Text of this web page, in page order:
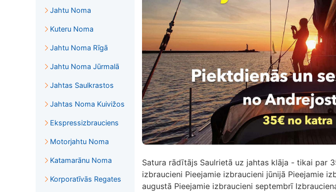
Jahtu Noma
Kuteru Noma
Jahtu Noma Rīgā
Jahtu Noma Jūrmalā
Jahtas Saulkrastos
Jahtas Noma Kuivižos
Ekspressizbrauciens
Motorjahtu Noma
Katamarānu Noma
Korporatīvās Regates
Satura rādītājs Saulrietā uz jahtas klāja - tikai par
izbraucieni Pieejamie izbraucieni jūnijā Pieejamie
augustā Pieejamie izbraucieni septembrī